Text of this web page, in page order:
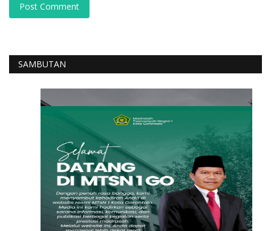
Post Comment
SAMBUTAN